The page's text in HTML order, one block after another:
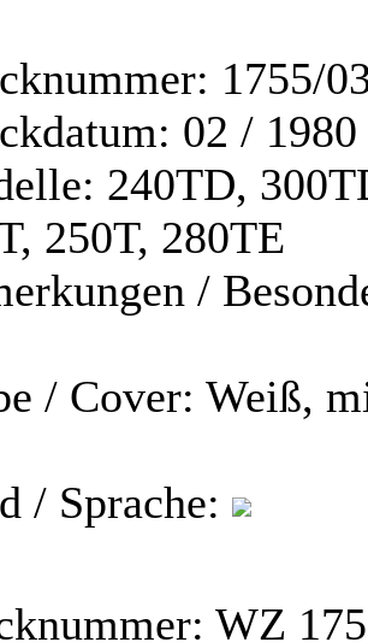
1755/
02 / 1980
240TD,
250T, 280TE
/
/ Cover: Weiß,
/ Sprache:
WZ